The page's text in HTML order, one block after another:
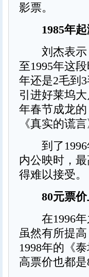
影票。
1985年
刘杰表示，
至1995年这
年还是2毛到
引进好莱坞
年春节成龙
《真实的谎
到了1996
内公映时，
得难以接受。
80元票
在1996年
虽然有所提
1998年的《
高票价也都是